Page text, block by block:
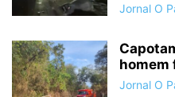
Jornal O
homem
Jornal O